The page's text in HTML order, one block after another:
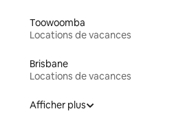
Toowoomba
Locations de vacances
Brisbane
Locations de vacances
Afficher plus